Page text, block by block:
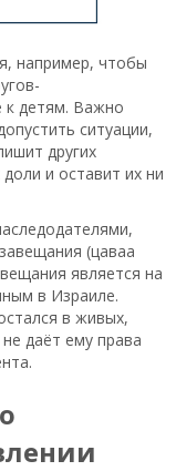
например, чтобы
к детям. Важно
ситуации,
других
и оставит их ни
(цаваа
является на
в Израиле.
в живых,
даёт ему права